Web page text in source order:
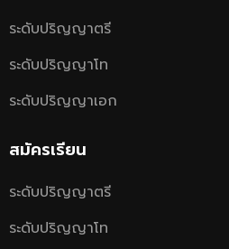
ระดับปริญญาตรี
ระดับปริญญาโท
ระดับปริญญาเอก
สมัครเรียน
ระดับปริญญาตรี
ระดับปริญญาโท